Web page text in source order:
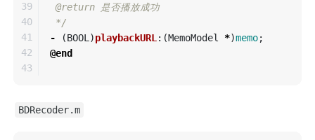
39
40
41
42
@return 是否播放成功
*/
-
(BOOL )playbackURL :(MemoModel *)memo;
@end
BDRecoder.m